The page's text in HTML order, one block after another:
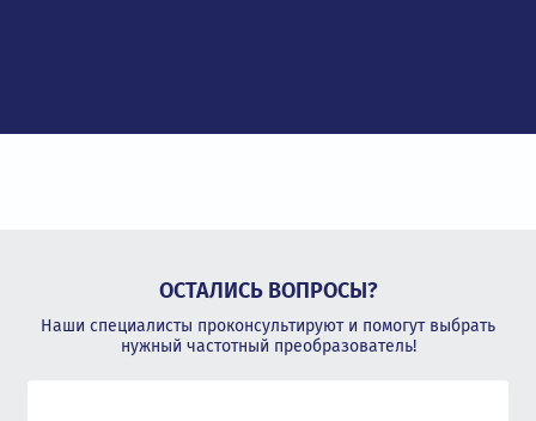
ОСТАЛИСЬ ВОПРОСЫ?
Наши специалисты проконсультируют и помогут выбрать
нужный частотный преобразователь!